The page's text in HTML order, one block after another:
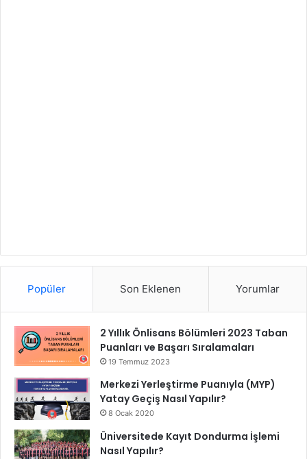
Popüler Son Eklenen Yorumlar
2 Yıllık Önlisans Bölümleri 2023 Taban
Puanları ve Başarı Sıralamaları
19 Temmuz 2023
Merkezi Yerleştirme Puanıyla (MYP)
Yatay Geçiş Nasıl Yapılır?
8 Ocak 2020
Üniversitede Kayıt Dondurma İşlemi
Nasıl Yapılır?